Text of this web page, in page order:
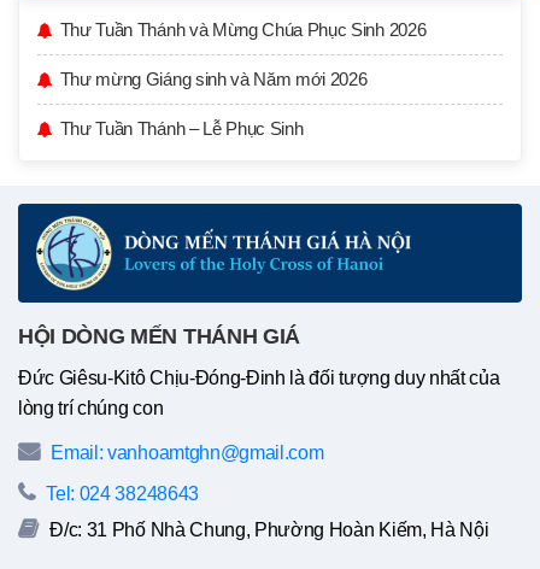
Thư Tuần Thánh và Mừng Chúa Phục Sinh 2026
Thư mừng Giáng sinh và Năm mới 2026
Thư Tuần Thánh – Lễ Phục Sinh
HỘI DÒNG MẾN THÁNH GIÁ
Đức Giêsu-Kitô Chịu-Đóng-Đinh là đối tượng duy nhất của
lòng trí chúng con
Email: vanhoamtghn@gmail.com
Tel: 024 38248643
Đ/c: 31 Phố Nhà Chung, Phường Hoàn Kiếm, Hà Nội